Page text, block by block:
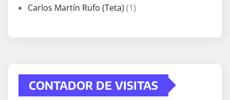
Carlos Martín Rufo (Teta) (1)
CONTADOR DE VISITAS